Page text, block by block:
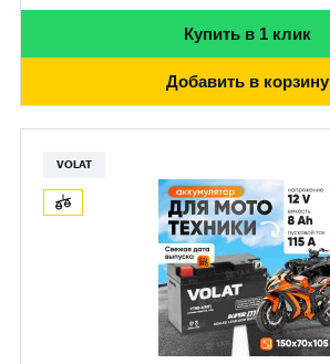
Купить в 1 клик
Добавить в корзину
VOLAT